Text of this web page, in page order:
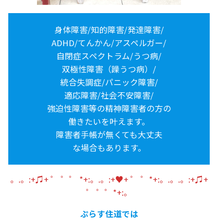
身体障害/知的障害/発達障害/
ADHD/てんかん/アスペルガー/
自閉症スペクトラム/うつ病/
双極性障害（躁うつ病）/
統合失調症/パニック障害/
適応障害/社会不安障害/
強迫性障害等の精神障害者の方の
働きたいを叶えます。
障害者手帳が無くても大丈夫
な場合もあります。
。.。:+♫+ ゜ ゜゜ *+:。.。:+♥+ ゜ ゜*+:。.。.。:+♫+
゜ ゜゜*+:。
ぷらす住道では